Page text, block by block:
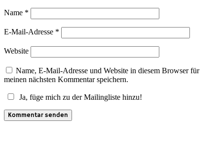
Name *
E-Mail-Adresse *
Website
Name, E-Mail-Adresse und Website in diesem Browser für
meinen nächsten Kommentar speichern.
Ja, füge mich zu der Mailingliste hinzu!